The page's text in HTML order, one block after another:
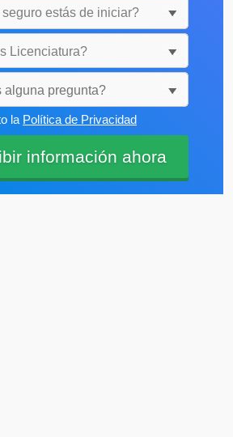
alguna pregunta?
la Política de Privacidad